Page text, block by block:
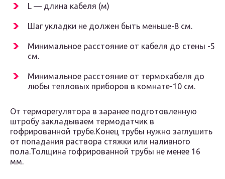
L — длина кабеля (м)
Шаг укладки не должен быть меньше-8 см.
Минимальное расстояние от кабеля до стены -5
см.
Минимальное расстояние от термокабеля до
любы тепловых приборов в комнате-10 см.
От терморегулятора в заранее подготовленную
штробу закладываем термодатчик в
гофрированной трубе.Конец трубы нужно заглушить
от попадания раствора стяжки или наливного
пола.Толщина гофрированной трубы не менее 16
мм.